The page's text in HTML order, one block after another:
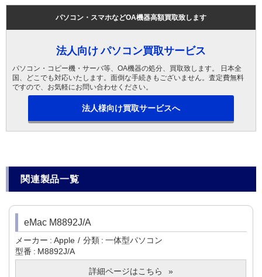
パソコン・スマホなどOA機器高額買取致します
法人向け パソコン買取サービス
パソコン・コピー機・サーバ等、OA機器の処分、買取致します。 日本全
国、どこでも対応いたします。面倒な手続きもございません。査定費無料
ですので、お気軽にお問い合わせください。
法人様向け買取サービスへ
関連製品一覧
eMac M8892J/A
メーカー Apple 分類
一体型パソコン
型番
M8892J/A
詳細ページはこちら